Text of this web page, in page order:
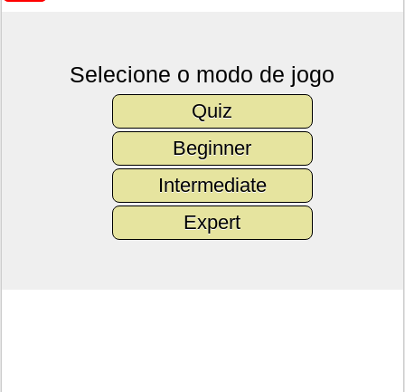
Selecione o modo de jogo
Quiz
Beginner
Intermediate
Expert